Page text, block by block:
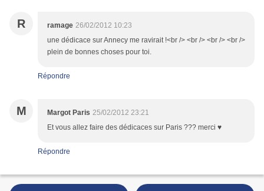
R ramage 26/02/2012 10:23
une dédicace sur Annecy me ravirait !<br /> <br /> <br /> <br />
plein de bonnes choses pour toi.
Répondre
M Margot Paris 25/02/2012 23:21
Et vous allez faire des dédicaces sur Paris ??? merci ♥
Répondre